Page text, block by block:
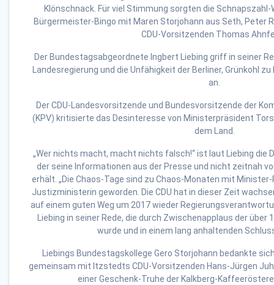
Klönschnack. Für viel Stimmung sorgten die
Bürgermeister-Bingo mit Maren Storjohann aus Seth, Peter
CDU-Vorsitzenden Thomas
Der Bundestagsabgeordnete Ingbert Liebing griff in seiner
Landesregierung und die Unfähigkeit der Berliner, Grünkohl
an.
Der CDU-Landesvorsitzende und Bundesvorsitzende der
(KPV) kritisierte das Desinteresse von Ministerpräsident
dem Land.
„Wer nichts macht, macht nichts falsch!“ ist laut Liebing die
der seine Informationen aus der Presse und nicht zeitnah
erhält. „Die Chaos-Tage sind zu Chaos-Monaten mit
Justizministerin geworden. Die CDU hat in dieser Zeit
auf einem guten Weg um 2017 wieder
Liebing in seiner Rede, die durch Zwischenapplaus der
wurde und in einem lang anhaltenden
Liebings Bundestagskollege Gero Storjohann bedankte
gemeinsam mit Itzstedts CDU-Vorsitzenden Hans-Jürgen
einer Geschenk-Truhe der Kalkberg-